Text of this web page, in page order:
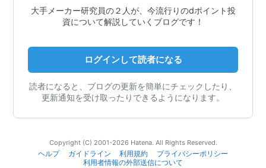
大手メーカー研究員の２人が、今流行りのdポイント投
資について解説していくブログです！
ログインして読者になる
読者になると、ブログの更新を簡単にチェックしたり、
更新通知を受け取ったりできるようになります。
Copyright (C) 2001-2026 Hatena. All Rights Reserved.
ヘルプ
ガイドライン 利用規約
プライバシーポリシー
利用者情報の外部送信について